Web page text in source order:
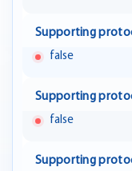
Supporting
false
Supporting
false
Supporting